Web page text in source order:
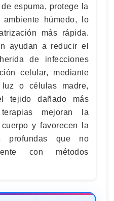
espuma, protege la
húmedo, lo
más rápida.
ayudan a reducir el
de infecciones
celular, mediante
o células madre,
tejido dañado más
mejoran la
y favorecen la
profundas que no
con métodos